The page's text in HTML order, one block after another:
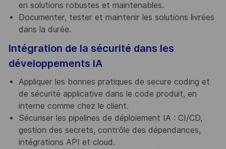
en solutions robustes et maintenables.
Documenter, tester et maintenir les solutions livrées
dans la durée.
Intégration de la sécurité dans les
développements IA
Appliquer les bonnes pratiques de secure coding et
de sécurité applicative dans le code produit, en
interne comme chez le client.
Sécuriser les pipelines de déploiement IA : CI/CD,
gestion des secrets, contrôle des dépendances,
intégrations API et cloud.